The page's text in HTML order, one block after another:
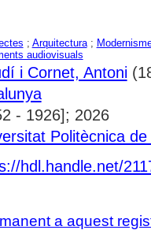
; Arquitectura;
audiovisuals
i Cornet, Antoni
- 1926]; 2026
Politècnica
hdl.handle.net/
a aquest